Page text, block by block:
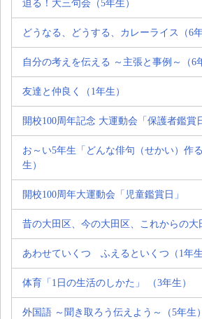
迫る！大三句会（5年生）
どうなる、どうする、カレーライス（6年
自分の考えを伝える ～主張と事例～（6
友達と仲良く（1年生）
開校100周年記念 大運動会「保護者鑑賞
お～い5年生「どんな俳句（せかい）作
生）
開校100周年大運動会「児童鑑賞日」
昔の大田区、今の大田区、これからの大
あわせていくつ ふえるといくつ（1年生
体育「1日の生活のしかた」 （3年生）
外国語 ～聞き取ろう伝えよう～（5年生）